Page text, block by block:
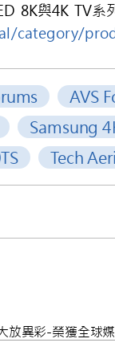
8K與4K TV系
category/
AVS
Samsung
Tech
放異彩-榮獲全球